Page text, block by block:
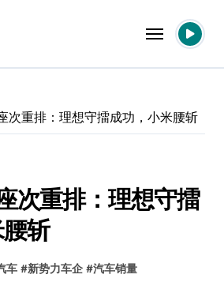
次重排：理想守擂成功，小米腰斩
次重排：理想守擂
斩
车 #新势力车企 #汽车销量